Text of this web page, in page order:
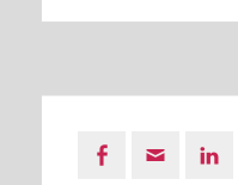
Facebook
Email